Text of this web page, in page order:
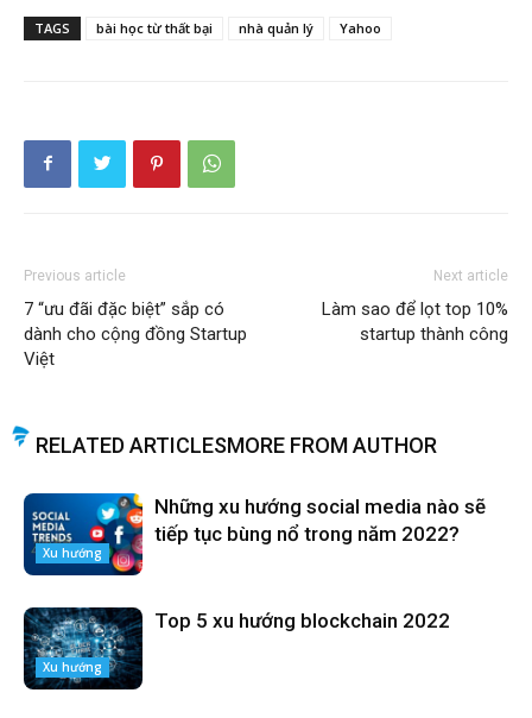
TAGS bài học từ thất bại nhà quản lý Yahoo
Previous article
7 “ưu đãi đặc biệt” sắp có
dành cho cộng đồng Startup
Việt
Next article
Làm sao để lọt top 10%
startup thành công
RELATED ARTICLESMORE FROM AUTHOR
Xu hướng
Những xu hướng social media nào sẽ
tiếp tục bùng nổ trong năm 2022?
Xu hướng
Top 5 xu hướng blockchain 2022